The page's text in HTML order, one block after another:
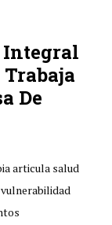
Integral
De
articula salud
vulnerabilidad